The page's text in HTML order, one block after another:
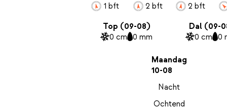
1 bft 2 bft 2 bft
Top (09-08)
0 cm 0 mm
Dal (09-
0 cm 0
Maandag
10-08
Nacht
Ochtend